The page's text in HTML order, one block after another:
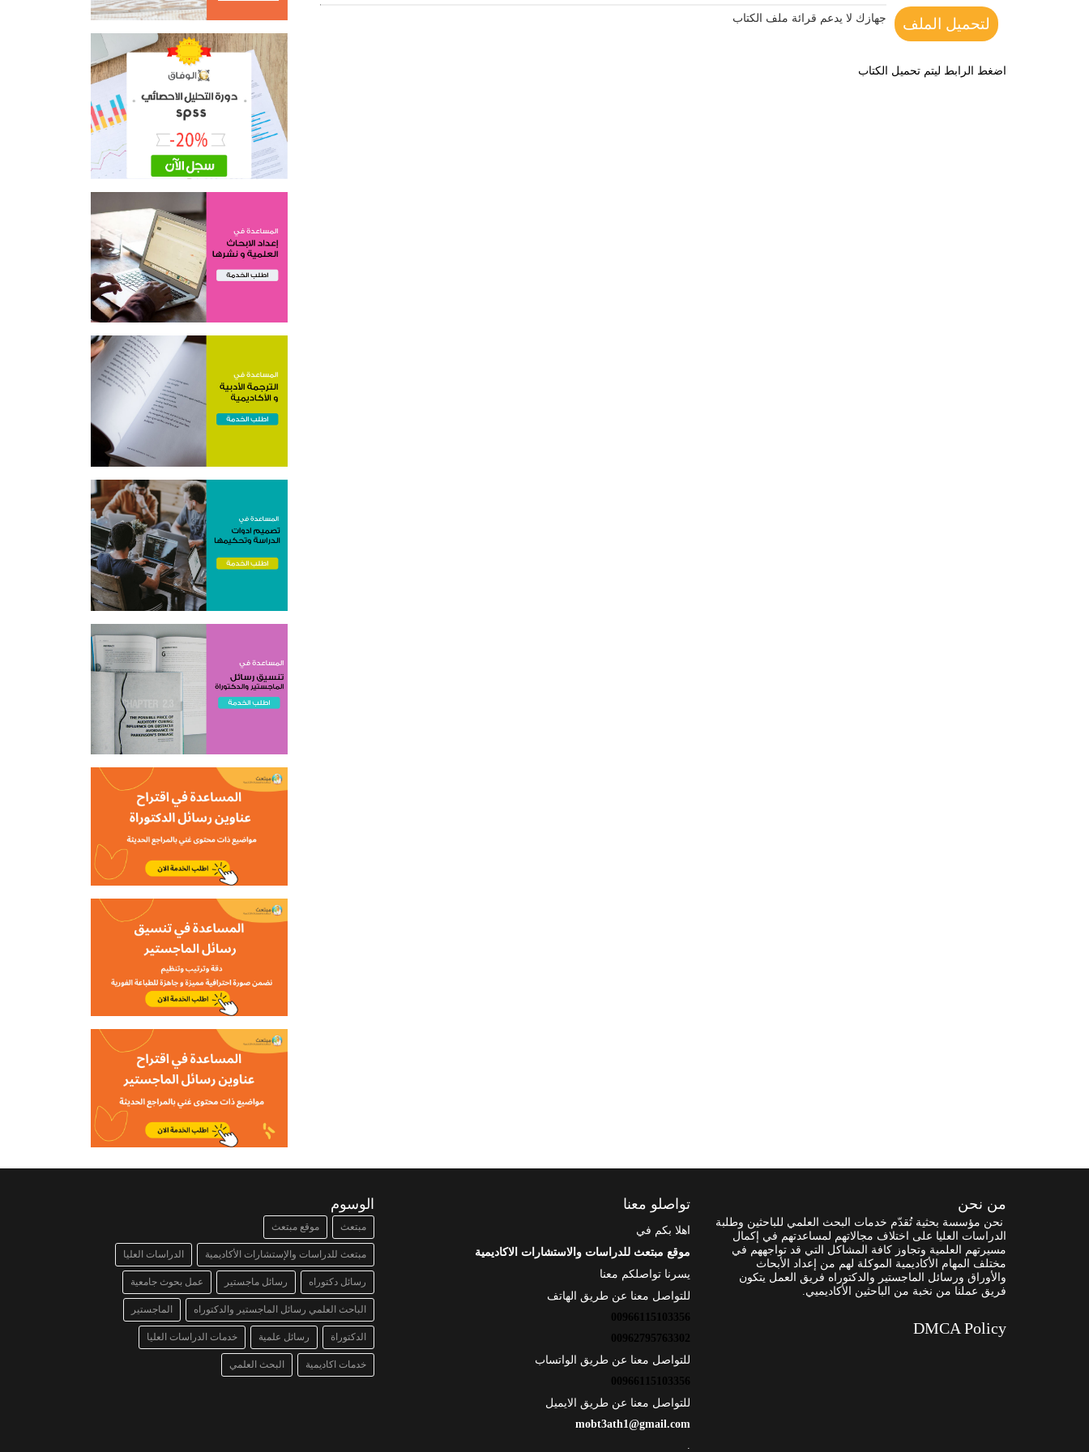
لتحميل الملف جهازك لا يدعم قرائة ملف الكتاب
اضغط الرابط ليتم تحميل الكتاب
من نحن
نحن مؤسسة بحثية تُقدّم خدمات البحث العلمي للباحثين وطلبة
الدراسات العليا على اختلاف مجالاتهم لمساعدتهم في إكمال
مسيرتهم العلمية وتجاوز كافة المشاكل التي قد تواجههم في
مختلف المهام الأكاديمية الموكلة لهم من إعداد الأبحاث
والأوراق ورسائل الماجستير والدكتوراه فريق العمل يتكون
فريق عملنا من نخبة من الباحثين الأكاديميي.
DMCA Policy
تواصلو معنا
اهلا بكم في
موقع مبتعث للدراسات والاستشارات الاكاديمية
يسرنا تواصلكم معنا
للتواصل معنا عن طريق الهاتف
00966115103356
00962795763302
للتواصل معنا عن طريق الواتساب
00966115103356
للتواصل معنا عن طريق الايميل
mobt3ath1@gmail.com
الوسوم
مبتعث موقع مبتعث
مبتعث للدراسات والإستشارات الأكاديمية الدراسات العليا
رسائل دكتوراه رسائل ماجستير عمل بحوث جامعية
الباحث العلمي رسائل الماجستير والدكتوراه الماجستير
الدكتوراة رسائل علمية خدمات الدراسات العليا
خدمات اكاديمية البحث العلمي